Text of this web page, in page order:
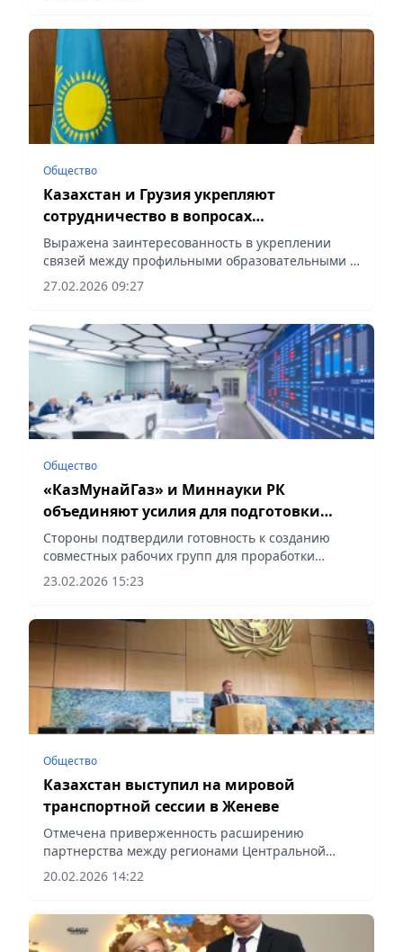
Общество
Казахстан и Грузия укрепляют
сотрудничество в вопросах
здравоохранения
Выражена заинтересованность в укреплении
связей между профильными образовательными и
научными организациями, сообщает Vecher.kz.
27.02.2026 09:27
Общество
«КазМунайГаз» и Миннауки РК
объединяют усилия для подготовки
инженерных кадров нового поколения
Стороны подтвердили готовность к созданию
совместных рабочих групп для проработки
механизмов сотрудничества в сфере НИОКР,
сообщает Vecher.kz.
23.02.2026 15:23
Общество
Казахстан выступил на мировой
транспортной сессии в Женеве
Отмечена приверженность расширению
партнерства между регионами Центральной
Азии, Ближнего Востока, Европы и Северной
Америки, сообщает Vecher.kz.
20.02.2026 14:22